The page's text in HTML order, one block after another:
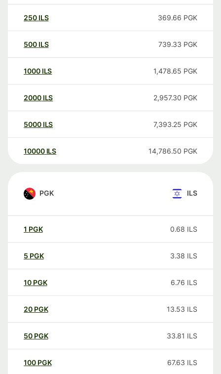
250 ILS 369.66 PGK
500 ILS 739.33 PGK
1000 ILS 1,478.65 PGK
2000 ILS 2,957.30 PGK
5000 ILS 7,393.25 PGK
10000 ILS 14,786.50 PGK
PGK ILS
1 PGK 0.68 ILS
5 PGK 3.38 ILS
10 PGK 6.76 ILS
20 PGK 13.53 ILS
50 PGK 33.81 ILS
100 PGK 67.63 ILS